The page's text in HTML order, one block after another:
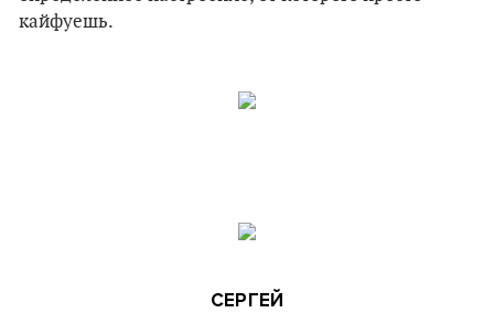
кайфуешь.
СЕРГЕЙ